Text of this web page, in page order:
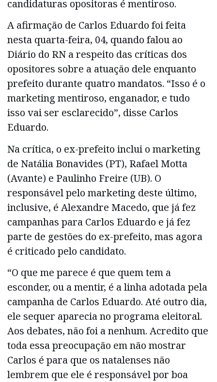
candidaturas opositoras é mentiroso.
A afirmação de Carlos Eduardo foi feita
nesta quarta-feira, 04, quando falou ao
Diário do RN a respeito das críticas dos
opositores sobre a atuação dele enquanto
prefeito durante quatro mandatos. “Isso é o
marketing mentiroso, enganador, e tudo
isso vai ser esclarecido”, disse Carlos
Eduardo.
Na crítica, o ex-prefeito inclui o marketing
de Natália Bonavides (PT), Rafael Motta
(Avante) e Paulinho Freire (UB). O
responsável pelo marketing deste último,
inclusive, é Alexandre Macedo, que já fez
campanhas para Carlos Eduardo e já fez
parte de gestões do ex-prefeito, mas agora
é criticado pelo candidato.
“O que me parece é que quem tem a
esconder, ou a mentir, é a linha adotada pela
campanha de Carlos Eduardo. Até outro dia,
ele sequer aparecia no programa eleitoral.
Aos debates, não foi a nenhum. Acredito que
toda essa preocupação em não mostrar
Carlos é para que os natalenses não
lembrem que ele é responsável por boa